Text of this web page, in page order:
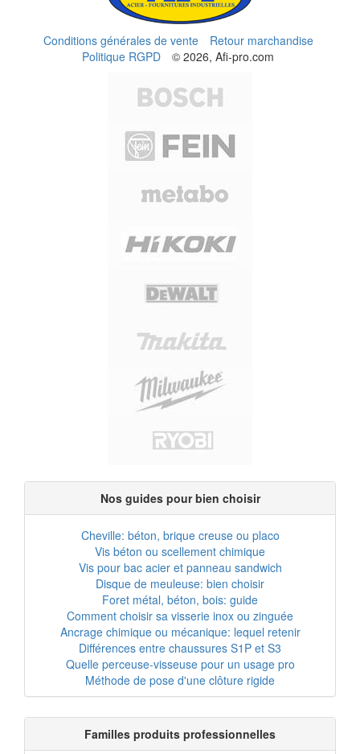
Conditions générales de vente
Retour marchandise
Politique RGPD
© 2026, Afi-pro.com
Nos guides pour bien choisir
Cheville: béton, brique creuse ou placo
Vis béton ou scellement chimique
Vis pour bac acier et panneau sandwich
Disque de meuleuse: bien choisir
Foret métal, béton, bois: guide
Comment choisir sa visserie inox ou zinguée
Ancrage chimique ou mécanique: lequel retenir
Différences entre chaussures S1P et S3
Quelle perceuse-visseuse pour un usage pro
Méthode de pose d'une clôture rigide
Familles produits professionnelles